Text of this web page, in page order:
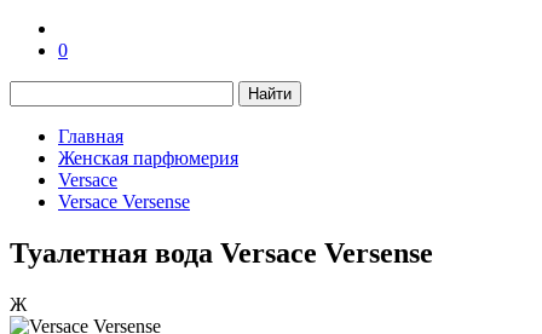
0
Найти
Главная
Женская парфюмерия
Versace
Versace Versense
Туалетная вода Versace Versense
Ж